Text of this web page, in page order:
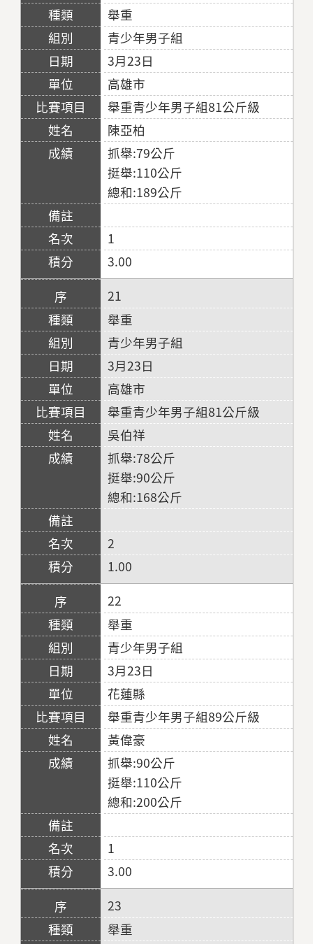
舉重
青少年男子組
3月23日
高雄市
舉重青少年男子組81公斤級
陳亞柏
抓舉:79公斤
挺舉:110公斤
總和:189公斤
1
3.00
21
舉重
青少年男子組
3月23日
高雄市
舉重青少年男子組81公斤級
吳伯祥
抓舉:78公斤
挺舉:90公斤
總和:168公斤
2
1.00
22
舉重
青少年男子組
3月23日
花蓮縣
舉重青少年男子組89公斤級
黃偉豪
抓舉:90公斤
挺舉:110公斤
總和:200公斤
1
3.00
23
舉重